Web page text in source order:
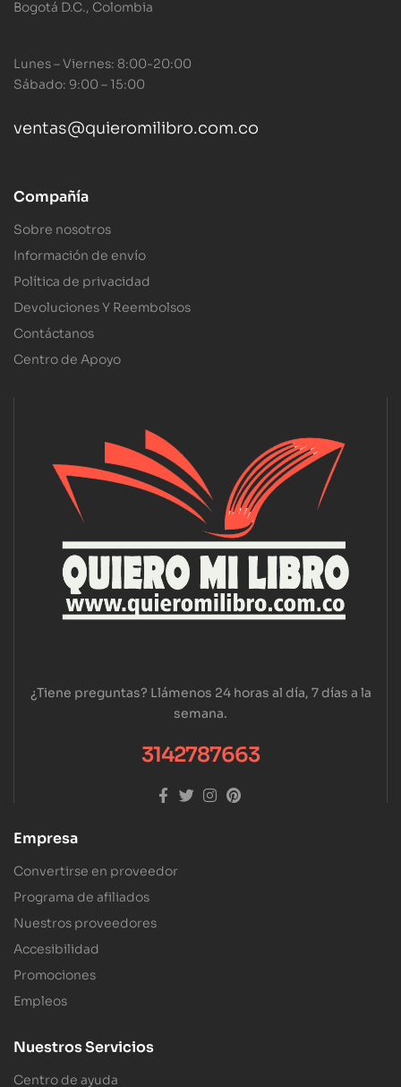
Bogotá D.C., Colombia
Lunes – Viernes: 8:00-20:00
Sábado: 9:00 – 15:00
ventas@quieromilibro.com.co
Compañía
Sobre nosotros
Información de envío
Política de privacidad
Devoluciones Y Reembolsos
Contáctanos
Centro de Apoyo
¿Tiene preguntas? Llámenos 24 horas al día, 7 días a la
semana.
3142787663
Empresa
Convertirse en proveedor
Programa de afiliados
Nuestros proveedores
Accesibilidad
Promociones
Empleos
Nuestros Servicios
Centro de ayuda